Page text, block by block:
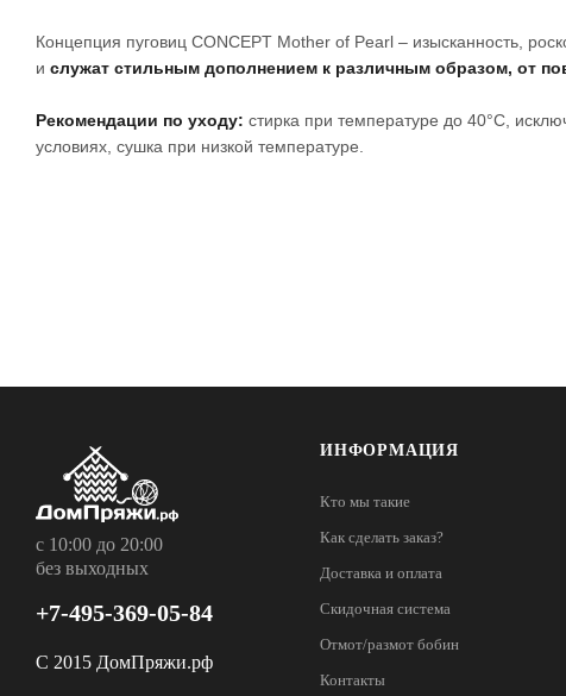
Концепция пуговиц CONCEPT Mother of Pearl – изысканность,
и служат стильным дополнением к различным образом, от
Рекомендации по уходу: стирка при температуре до 40°C,
условиях, сушка при низкой температуре.
с 10:00 до 20:00
без выходных
+7-495-369-05-84
С 2015 ДомПряжи.рф
ИНФОРМАЦИЯ
Кто мы такие
Как сделать заказ?
Доставка и оплата
Скидочная система
Отмот/размот бобин
Контакты